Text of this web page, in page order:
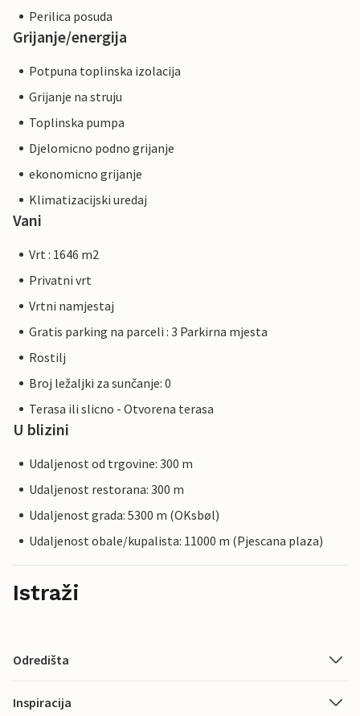
Perilica posuda
Grijanje/energija
Potpuna toplinska izolacija
Grijanje na struju
Toplinska pumpa
Djelomicno podno grijanje
ekonomicno grijanje
Klimatizacijski uredaj
Vani
Vrt : 1646 m2
Privatni vrt
Vrtni namjestaj
Gratis parking na parceli : 3 Parkirna mjesta
Rostilj
Broj ležaljki za sunčanje: 0
Terasa ili slicno - Otvorena terasa
U blizini
Udaljenost od trgovine: 300 m
Udaljenost restorana: 300 m
Udaljenost grada: 5300 m (OKsbøl)
Udaljenost obale/kupalista: 11000 m (Pjescana plaza)
Istraži
Odredišta
Inspiracija